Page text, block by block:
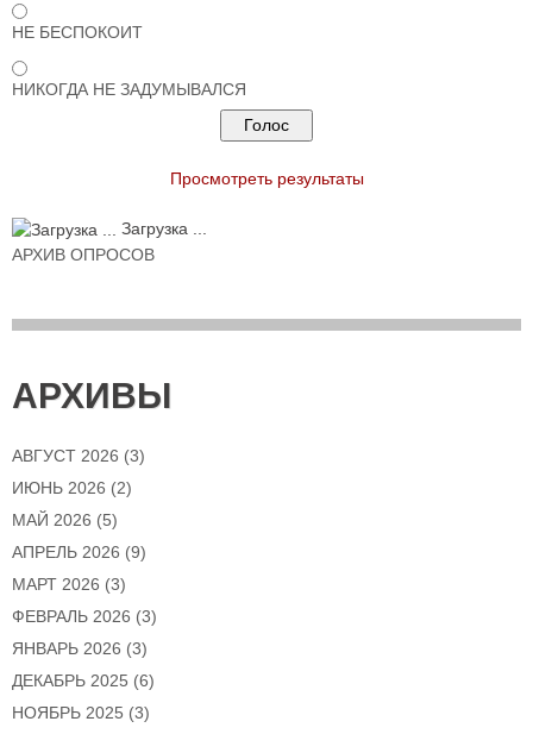
НЕ БЕСПОКОИТ
НИКОГДА НЕ ЗАДУМЫВАЛСЯ
Просмотреть результаты
Загрузка ...
АРХИВ ОПРОСОВ
АРХИВЫ
АВГУСТ 2026 (3)
ИЮНЬ 2026 (2)
МАЙ 2026 (5)
АПРЕЛЬ 2026 (9)
МАРТ 2026 (3)
ФЕВРАЛЬ 2026 (3)
ЯНВАРЬ 2026 (3)
ДЕКАБРЬ 2025 (6)
НОЯБРЬ 2025 (3)